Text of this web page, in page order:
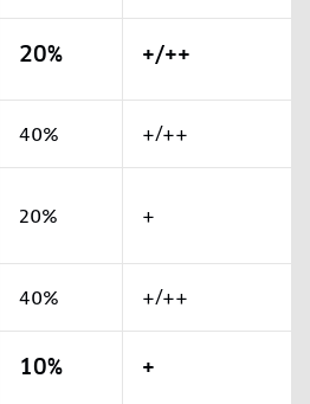
20% +/++
40% +/++
20% +
40% +/++
10% +